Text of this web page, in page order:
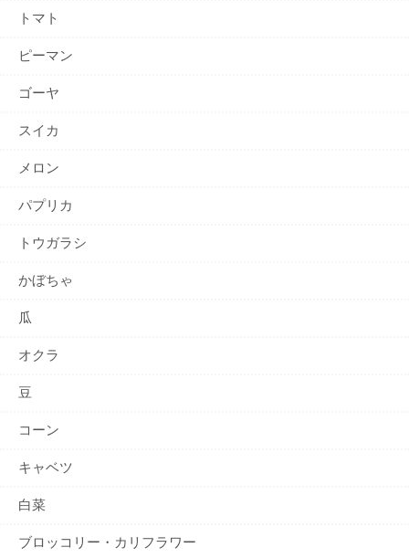
トマト
ピーマン
ゴーヤ
スイカ
メロン
パプリカ
トウガラシ
かぼちゃ
瓜
オクラ
豆
コーン
キャベツ
白菜
ブロッコリー・カリフラワー